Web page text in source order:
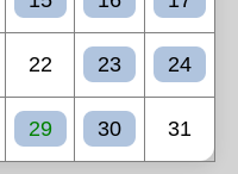
22 23 24
29 30 31